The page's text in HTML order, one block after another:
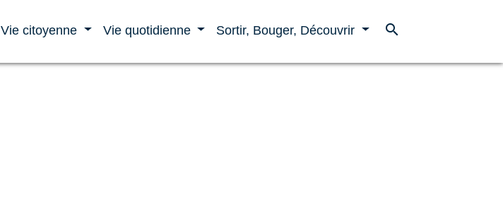
Vie citoyenne Vie quotidienne Sortir, Bouger, Découvrir search